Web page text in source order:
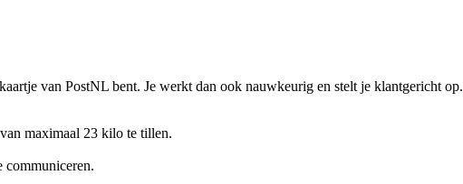
van PostNL bent. Je werkt dan ook nauwkeurig en stelt je klantgericht
maximaal 23 kilo te tillen.
communiceren.